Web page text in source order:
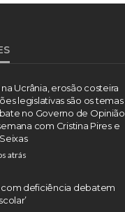
na Ucrânia, erosão costeira
legislativas são os temas
no Governo de Opinião
com Cristina Pires e
atrás
deficiência debatem